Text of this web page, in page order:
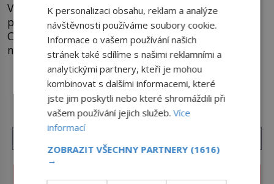
V roce 1764 byste mohli na lotyšských plážích
potkat dobrodruha a sukničkáře Giacoma
Casanovu. Jeho cesta k Baltskému moři však
nebyla turistickým výletem, ale ryze pracovní
cestou se zištnými úmysly. Jaký cíl Casanova
sledoval, když se například procházel uličkami
lotyšské Rigy? Casanova v Pobaltí kontaktoval
tamní zednářské lóže. Nebyl v této oblasti žádným
nováčkem, protože do zednářské […]
DALŠÍ ČLÁNKY Z RUBRIKY ›
K personalizaci obsahu, reklam a analýze
návštěvnosti používáme soubory cookie.
Informace o vašem používání našich
stránek také sdílíme s našimi reklamními a
analytickými partnery, kteří je mohou
kombinovat s dalšími informacemi, které
jste jim poskytli nebo které shromáždili při
vašem používání jejich služeb.Více
informací
ZOBRAZIT VŠECHNY PARTNERY (1616)
→